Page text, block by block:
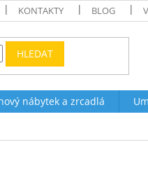
KONTAKTY BLOG
HLEDAT
nábytek a zrcadlá